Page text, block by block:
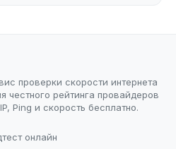
проверки скорости интернета
честного рейтинга провайдеров
Ping и скорость бесплатно.
онлайн